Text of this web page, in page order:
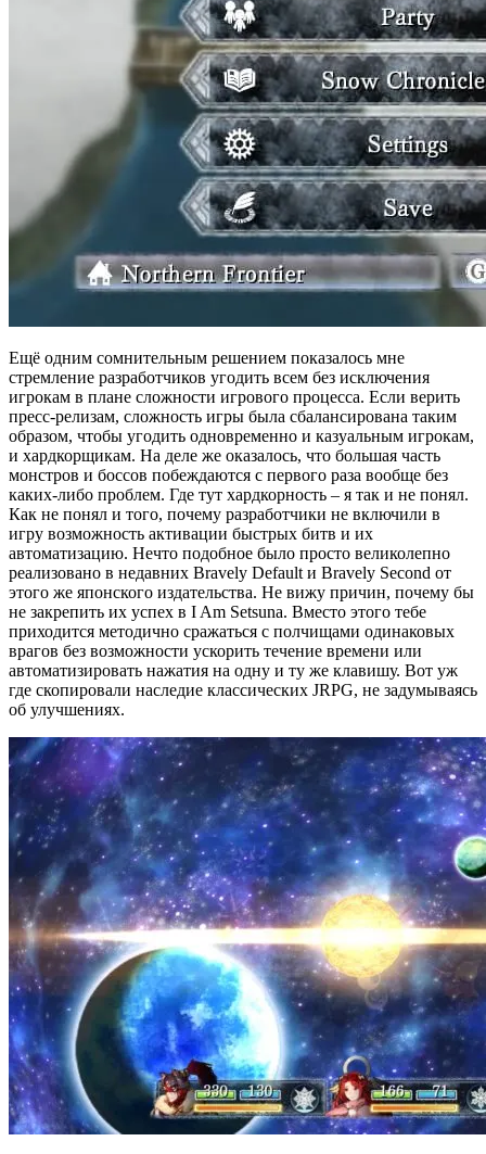
Ещё одним сомнительным решением показалось мне
стремление разработчиков угодить всем без исключения
игрокам в плане сложности игрового процесса. Если верить
пресс-релизам, сложность игры была сбалансирована таким
образом, чтобы угодить одновременно и казуальным игрокам,
и хардкорщикам. На деле же оказалось, что большая часть
монстров и боссов побеждаются с первого раза вообще без
каких-либо проблем. Где тут хардкорность – я так и не понял.
Как не понял и того, почему разработчики не включили в
игру возможность активации быстрых битв и их
автоматизацию. Нечто подобное было просто великолепно
реализовано в недавних Bravely Default и Bravely Second от
этого же японского издательства. Не вижу причин, почему бы
не закрепить их успех в I Am Setsuna. Вместо этого тебе
приходится методично сражаться с полчищами одинаковых
врагов без возможности ускорить течение времени или
автоматизировать нажатия на одну и ту же клавишу. Вот уж
где скопировали наследие классических JRPG, не задумываясь
об улучшениях.